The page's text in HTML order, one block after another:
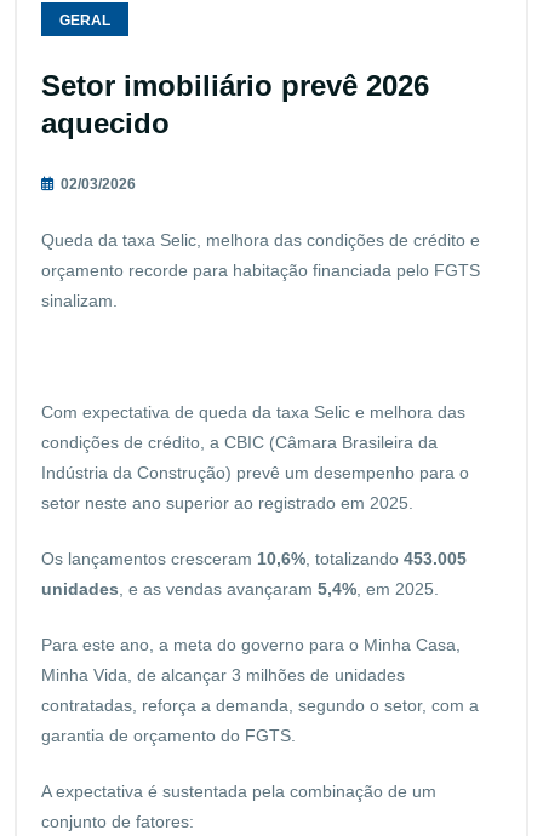
GERAL
Setor imobiliário prevê 2026
aquecido
02/03/2026
Queda da taxa Selic, melhora das condições de crédito e
orçamento recorde para habitação financiada pelo FGTS
sinalizam.
Com expectativa de queda da taxa Selic e melhora das
condições de crédito, a CBIC (Câmara Brasileira da
Indústria da Construção) prevê um desempenho para o
setor neste ano superior ao registrado em 2025.
Os lançamentos cresceram 10,6% , totalizando 453.005
unidades , e as vendas avançaram 5,4% , em 2025.
Para este ano, a meta do governo para o Minha Casa,
Minha Vida, de alcançar 3 milhões de unidades
contratadas, reforça a demanda, segundo o setor, com a
garantia de orçamento do FGTS.
A expectativa é sustentada pela combinação de um
conjunto de fatores: